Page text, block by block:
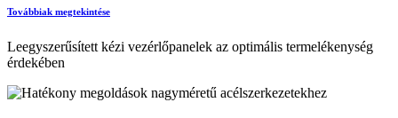
Továbbiak megtekintése
Leegyszerűsített kézi vezérlőpanelek az optimális termelékenység
érdekében